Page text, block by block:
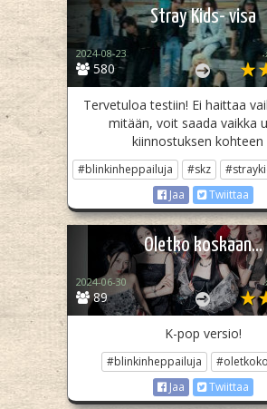
Stray Kids- visa
580
2024-08-23
Tervetuloa testiin! Ei haittaa
mitään, voit saada vaikka
kiinnostuksen kohteen
#blinkinheppailuja #skz
Jaa
Twiittaa
Oletko koskaan...
89
2024-06-30
K-pop versio!
#blinkinheppailuja
Jaa
Twiittaa